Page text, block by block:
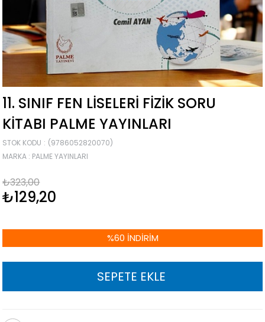
11. SINIF FEN LISELERI FIZIK SORU
KITABI PALME YAYINLARI
STOK KODU
(9786052820070)
MARKA : PALME YAYINLARI
₺323,00
₺129,20
%60 İNDIRIM